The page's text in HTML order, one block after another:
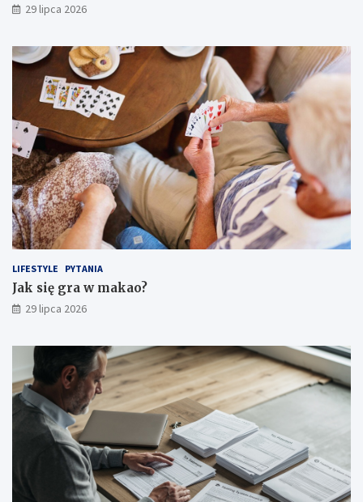
29 lipca 2026
LIFESTYLE PYTANIA
Jak się gra w makao?
29 lipca 2026